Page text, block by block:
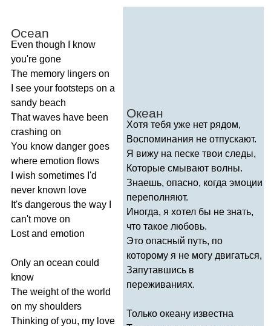
Ocean
Even though
know
you're gone
The memory lingers on
see your footsteps on a
sandy beach
That waves have been
crashing on
You know danger goes
where emotion flows
wish sometimes I'd
never known love
It's dangerous the way
can't move on
Lost and emotion
Only an ocean could
know
The weight of the world
on my shoulders
Thinking of you, my love
Океан
Хотя тебя уже нет рядом,
Воспоминания не отпускают.
Я вижу на песке твои следы,
Которые смывают волны.
Знаешь, опасно, когда эмоции
переполняют.
Иногда, я хотел бы не знать,
что такое любовь.
Это опасный путь, по
которому я не могу двигаться,
Запутавшись в
переживаниях.
Только океану известна